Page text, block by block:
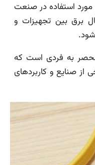
برق مورد استفاده در صنعت
برق بین تجهیزات و
به فردی است که
از صنایع و کاربردهای